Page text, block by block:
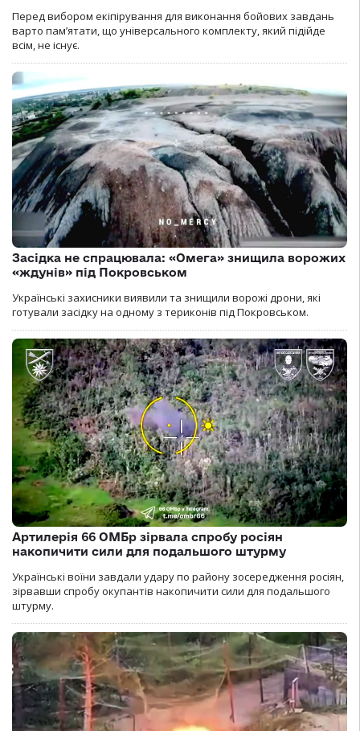
Перед вибором екіпірування для виконання бойових завдань
варто пам’ятати, що універсального комплекту, який підійде
всім, не існує.
Засідка не спрацювала: «Омега» знищила ворожих
«ждунів» під Покровськом
Українські захисники виявили та знищили ворожі дрони, які
готували засідку на одному з териконів під Покровськом.
Артилерія 66 ОМБр зірвала спробу росіян
накопичити сили для подальшого штурму
Українські воїни завдали удару по району зосередження росіян,
зірвавши спробу окупантів накопичити сили для подальшого
штурму.